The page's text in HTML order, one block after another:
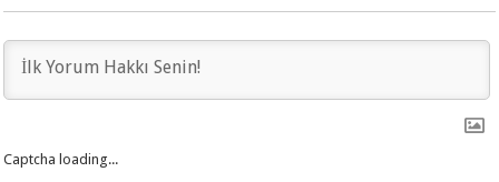
Captcha loading...